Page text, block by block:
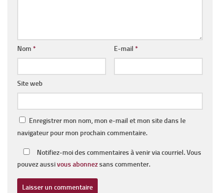
Nom * E-mail *
Site web
Enregistrer mon nom, mon e-mail et mon site dans le
navigateur pour mon prochain commentaire.
Notifiez-moi des commentaires à venir via courriel. Vous
pouvez aussivous abonnezsans commenter.